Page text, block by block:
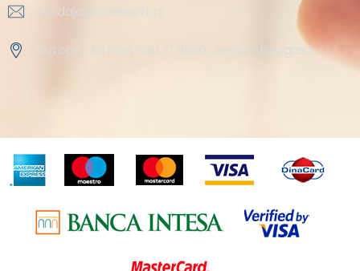
prodaja@steelsoft.rs
Autoput za Novi Sad 71 11080, Zemun-Beograd